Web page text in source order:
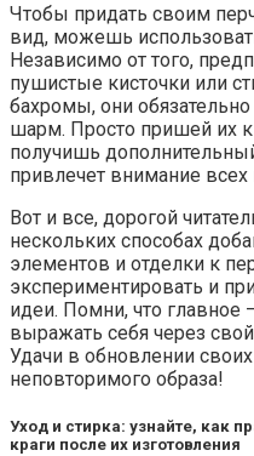
Чтобы придать своим
вид, можешь
Независимо от того,
пушистые кисточки или
бахромы, они
шарм. Просто пришей их к
получишь
привлечет внимание всех
Вот и все, дорогой
нескольких способах
элементов и отделки к
экспериментировать и
идеи. Помни, что главное
выражать себя через
Удачи в обновлении
неповторимого образа!
Уход и стирка: узнайте, как
краги после их изготовления